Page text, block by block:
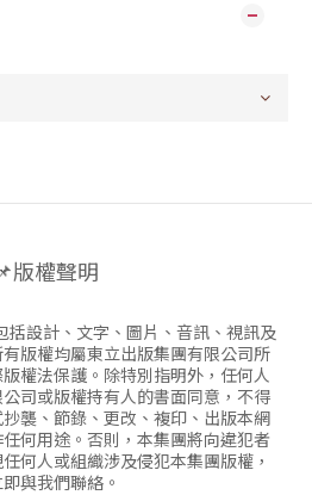
版權聲明
括設計、文字、圖片、音訊、視訊及
版權均屬東立出版集團有限公司所
權法保護。除特別指明外，任何人
司或版權持有人的書面同意，不得
襲、節錄、更改、複印、出版本網
何用途。否則，本集團將向違犯者
何人或組織涉及侵犯本集團版權，
與我們聯絡。